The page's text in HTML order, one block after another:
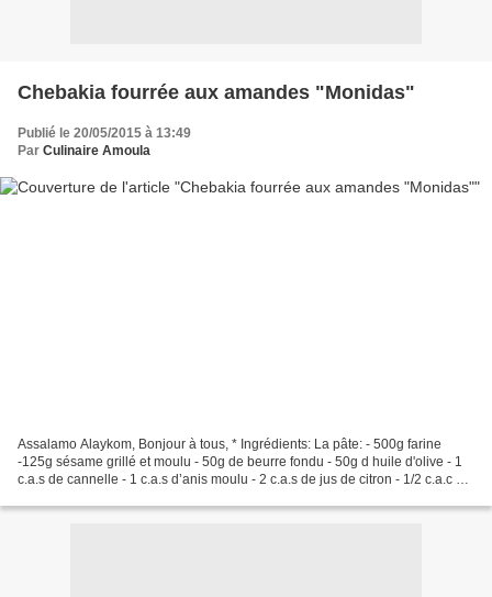
Chebakia fourrée aux amandes "Monidas"
Publié le 20/05/2015 à 13:49
Par Culinaire Amoula
Assalamo Alaykom, Bonjour à tous, * Ingrédients: La pâte: - 500g farine
-125g sésame grillé et moulu - 50g de beurre fondu - 50g d huile d'olive - 1
c.a.s de cannelle - 1 c.a.s d’anis moulu - 2 c.a.s de jus de citron - 1/2 c.a.c de